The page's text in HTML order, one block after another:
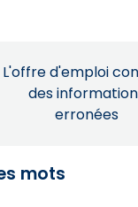
L'offre d'emploi
des
erronées
mots